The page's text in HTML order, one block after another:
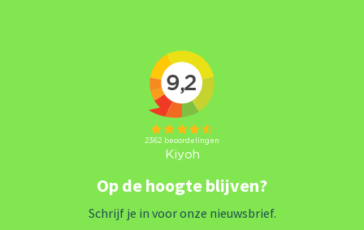
Op de hoogte blijven?
Schrijf je in voor onze nieuwsbrief.